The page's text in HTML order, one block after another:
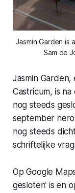
Jasmin Garden is
Sam de
Jasmin
Castricum, is
nog steeds
september
nog steeds
schriftelijke
Op Google
gesloten' is en